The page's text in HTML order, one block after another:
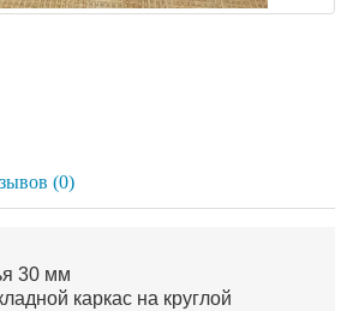
(0)
30 мм
каркас на круглой